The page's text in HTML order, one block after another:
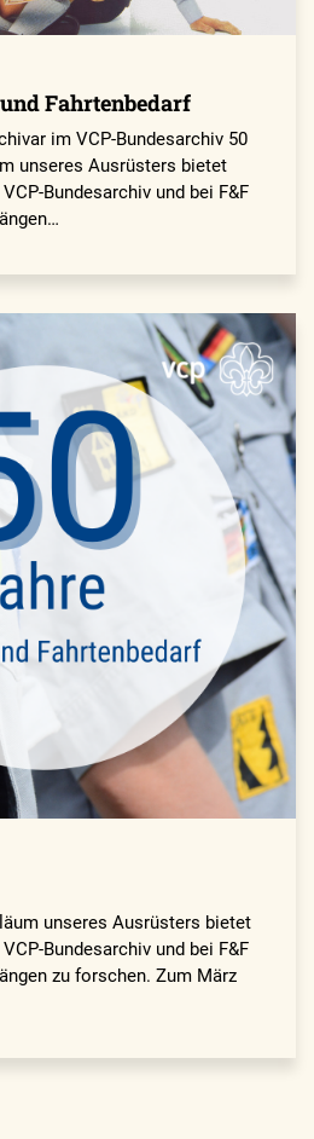
Fahrtenbedarf
im VCP-Bundesarchiv 50
unseres Ausrüsters bietet
Bundesarchiv und bei F&F
unseres Ausrüsters bietet
Bundesarchiv und bei F&F
zu forschen. Zum März